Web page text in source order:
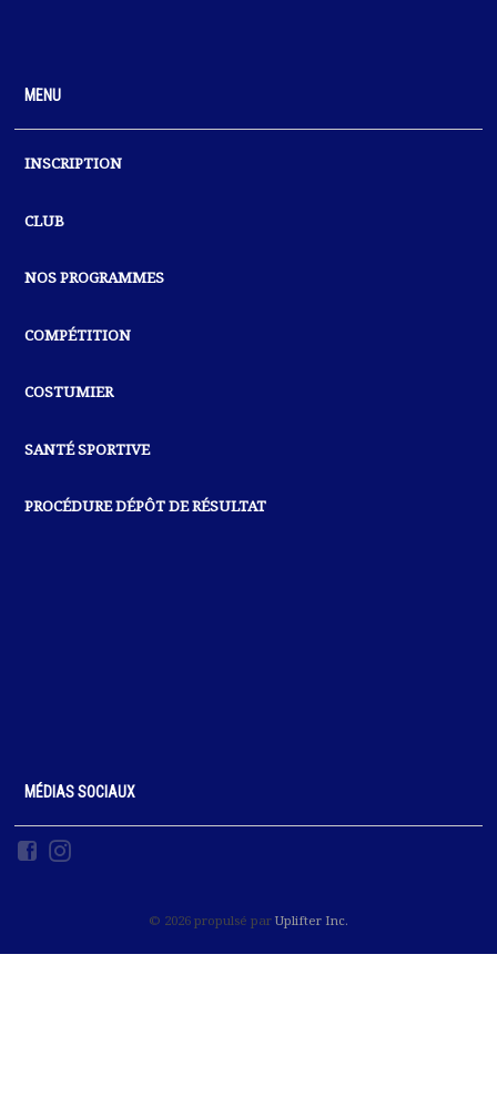
MENU
INSCRIPTION
CLUB
NOS PROGRAMMES
COMPÉTITION
COSTUMIER
SANTÉ SPORTIVE
PROCÉDURE DÉPÔT DE RÉSULTAT
MÉDIAS SOCIAUX
© 2026 propulsé par Uplifter Inc.